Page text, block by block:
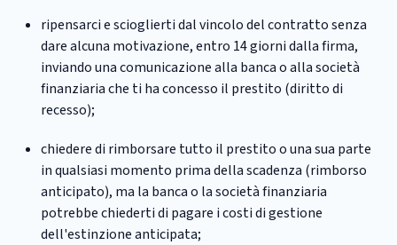
ripensarci e scioglierti dal vincolo del contratto senza
dare alcuna motivazione, entro 14 giorni dalla firma,
inviando una comunicazione alla banca o alla società
finanziaria che ti ha concesso il prestito (diritto di
recesso);
chiedere di rimborsare tutto il prestito o una sua parte
in qualsiasi momento prima della scadenza (rimborso
anticipato), ma la banca o la società finanziaria
potrebbe chiederti di pagare i costi di gestione
dell'estinzione anticipata;